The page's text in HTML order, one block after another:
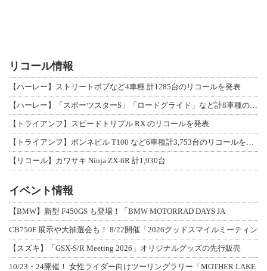
リコール情報
【ハーレー】ストリートボブなど4車種 計1285台のリコールを発表
【ハーレー】「スポーツスターS」「ロードグライド」など計8車種のリコールを発表
【トライアンフ】スピードトリプル RX のリコールを発表
【トライアンフ】ボンネビル T100 など6車種計3,753台のリコールを発表
【リコール】カワサキ Ninja ZX-6R 計1,930台
イベント情報
【BMW】新型 F450GS も登場！「BMW MOTORRAD DAYS JA
CB750F 展示や大抽選会も！ 8/22開催「2026グッドスマイルミーティン
【スズキ】「GSX-S/R Meeting 2026」オリジナルグッズの先行販売
10/23・24開催！ 女性ライダー向けツーリングラリー「MOTHER LAKE